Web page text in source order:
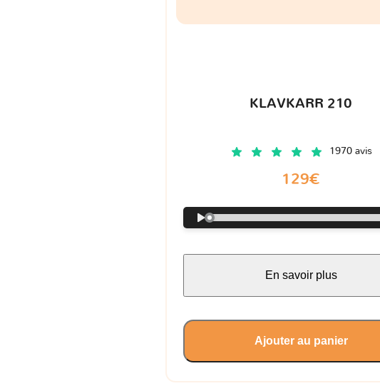
KLAVKARR 210
1970 avis
129€
En savoir plus
Ajouter au panier